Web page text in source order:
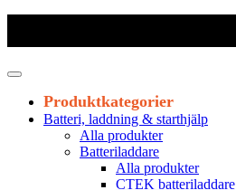
Produktkategorier
Batteri, laddning & starthjälp
Alla produkter
Batteriladdare
Alla produkter
CTEK batteriladdare